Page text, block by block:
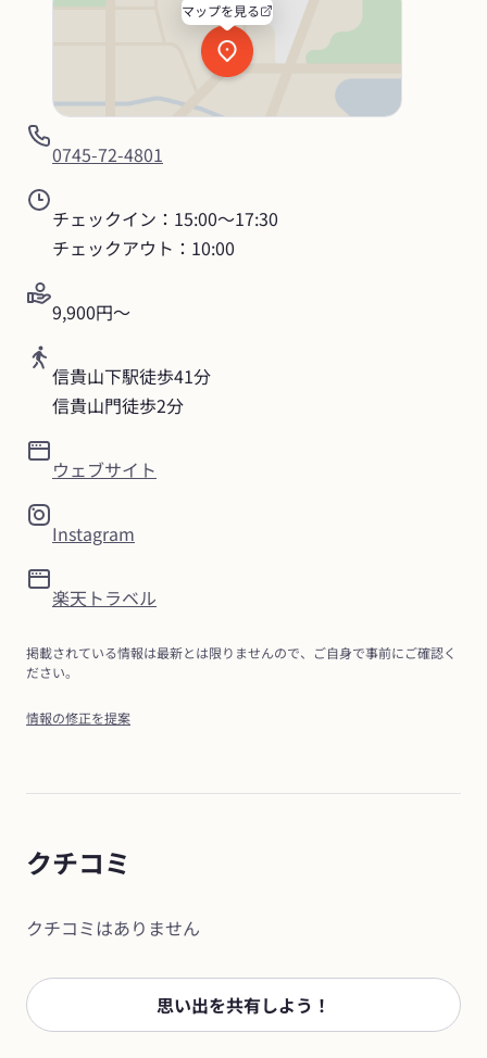
マップを見る
0745-72-4801
チェックイン：15:00〜17:30
チェックアウト：10:00
9,900円〜
信貴山下駅徒歩41分
信貴山門徒歩2分
ウェブサイト
Instagram
楽天トラベル
掲載されている情報は最新とは限りませんので、ご自身で事前にご確認く
ださい。
情報の修正を提案
クチコミ
クチコミはありません
思い出を共有しよう！